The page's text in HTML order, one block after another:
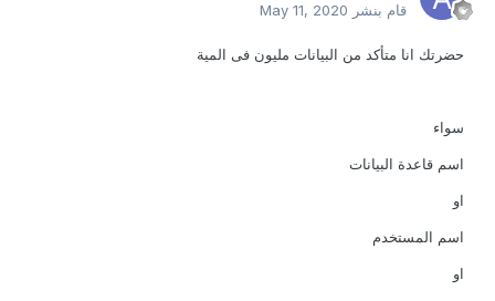
قام بنشر May 11, 2020
حضرتك انا متأكد من البيانات مليون فى المية
سواء
اسم قاعدة البيانات
او
اسم المستخدم
او